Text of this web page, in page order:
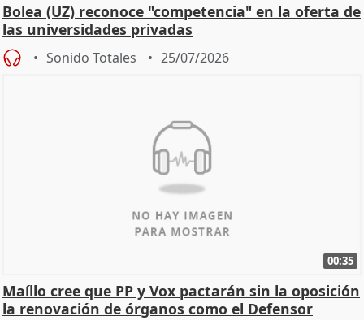
Bolea (UZ) reconoce "competencia" en la oferta de
las universidades privadas
Sonido Totales 25/07/2026
00:35
Maíllo cree que PP y Vox pactarán sin la oposición
la renovación de órganos como el Defensor